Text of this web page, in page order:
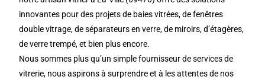
innovantes pour des projets de baies vitrées, de fenêtres
double vitrage, de séparateurs en verre, de miroirs, d’étagères,
de verre trempé, et bien plus encore.
Nous sommes plus qu’un simple fournisseur de services de
vitrerie, nous aspirons à surprendre et à les attentes de nos